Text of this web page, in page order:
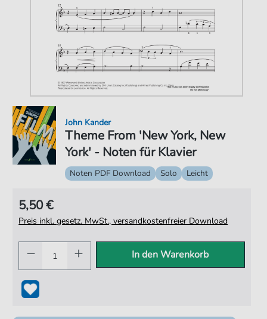
Theme From 'New York, New
York' - Noten für Klavier
John Kander
Noten PDF Download Solo Leicht
5,50 €
Preis inkl. gesetz. MwSt., versandkostenfreier Download
In den Warenkorb